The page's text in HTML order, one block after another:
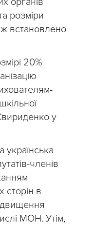
розміри
встановлено
20%
у
українська
членів
сторін в
МОН. Утім,